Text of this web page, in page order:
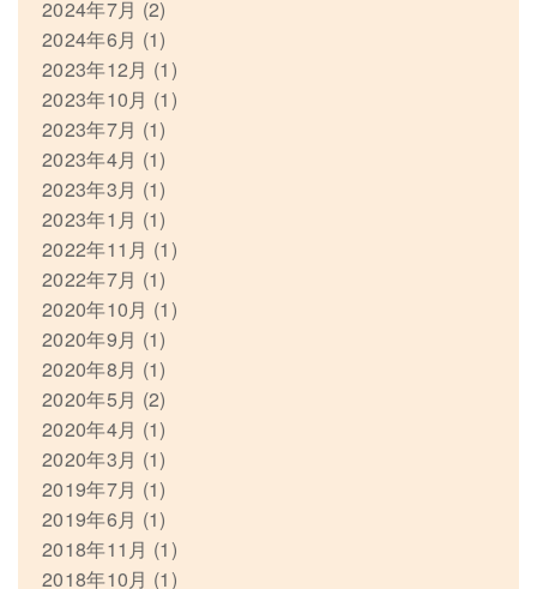
2024年7月 (2)
2024年6月 (1)
2023年12月 (1)
2023年10月 (1)
2023年7月 (1)
2023年4月 (1)
2023年3月 (1)
2023年1月 (1)
2022年11月 (1)
2022年7月 (1)
2020年10月 (1)
2020年9月 (1)
2020年8月 (1)
2020年5月 (2)
2020年4月 (1)
2020年3月 (1)
2019年7月 (1)
2019年6月 (1)
2018年11月 (1)
2018年10月 (1)